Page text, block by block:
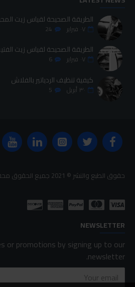
الطريقة الصحيحة لقياس زيت
٠٧ فبراير 24
الطريقة الصحيحة لقياس زيت
٠٧ فبراير 6
كيفية تنظيف الردياتير بالفلاش
٣٠ أبريل 5
حقوق الطبع والنشر © 2021 جميع الحقوق محفوظة sabrystores.com. من تصميم-
NEWSLETTER
or promotions by signing up to our
newsletter.